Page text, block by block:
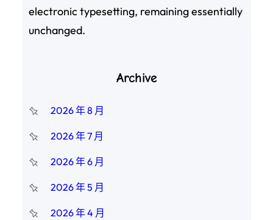
electronic typesetting, remaining essentially
unchanged.
Archive
2026 年 8 月
2026 年 7 月
2026 年 6 月
2026 年 5 月
2026 年 4 月